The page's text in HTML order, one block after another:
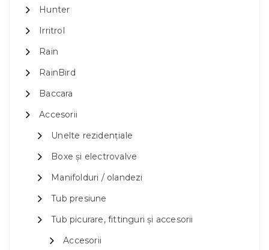
Hunter
Irritrol
Rain
RainBird
Baccara
Accesorii
Unelte rezidențiale
Boxe și electrovalve
Manifolduri / olandezi
Tub presiune
Tub picurare, fittinguri și accesorii
Accesorii